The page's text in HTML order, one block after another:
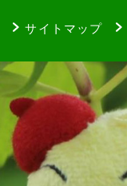
サイトマップ